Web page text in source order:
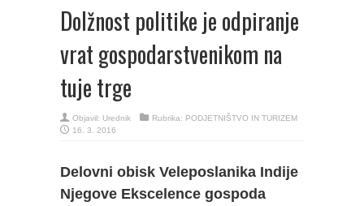
Dolžnost politike je odpiranje
vrat gospodarstvenikom na
tuje trge
Objavil: Urednik Rubrika: PODJETNIŠTVO IN TURIZEM
16. 3. 2016
Delovni obisk Veleposlanika Indije
Njegove Ekscelence gospoda